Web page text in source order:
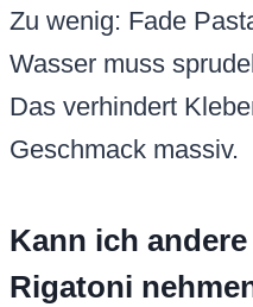
Zu wenig: Fade
Wasser muss
Das verhindert
Geschmack massiv.
Kann ich
Rigatoni